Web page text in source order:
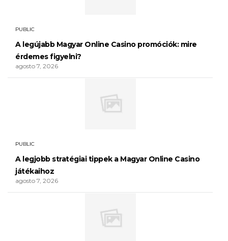
PUBLIC
A legújabb Magyar Online Casino promóciók: mire
érdemes figyelni?
agosto 7, 2026
PUBLIC
A legjobb stratégiai tippek a Magyar Online Casino
játékaihoz
agosto 7, 2026